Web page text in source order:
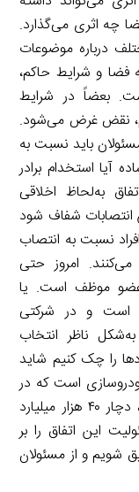
چه اثری می‌گذارد.
درباره موضوعات
فضا و شرایط حاکم،
بعضاً در شرایط
نقض غرض می‌شود.
باید نسبت به
آیا استخدام برادر
به‌لحاظ اخلاقی
انتصابات شفاف شود
نسبت به انتصاب
امروز حتی
موظف است. یا
و در شرکتی
ناظر انتخاب
را چک کنیم شاید
است که در
این دو سال که این حد قیمت‌ها بالا رفته، دچار ۴۰ هزار میلیارد
این اتفاق را بر
شویم و از مسئولان